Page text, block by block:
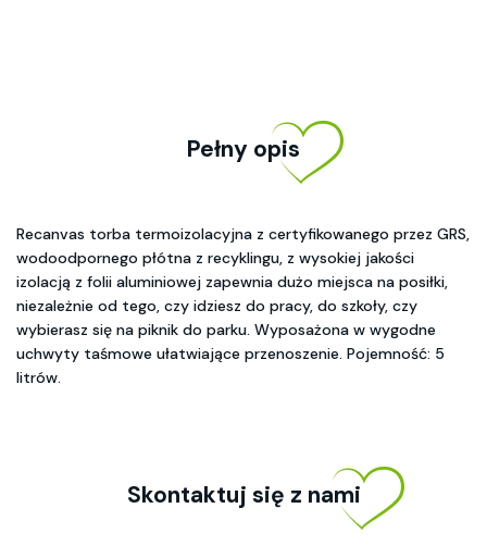
Pełny opis
Recanvas torba termoizolacyjna z certyfikowanego przez GRS,
wodoodpornego płótna z recyklingu, z wysokiej jakości
izolacją z folii aluminiowej zapewnia dużo miejsca na posiłki,
niezależnie od tego, czy idziesz do pracy, do szkoły, czy
wybierasz się na piknik do parku. Wyposażona w wygodne
uchwyty taśmowe ułatwiające przenoszenie. Pojemność: 5
litrów.
Skontaktuj się z nami